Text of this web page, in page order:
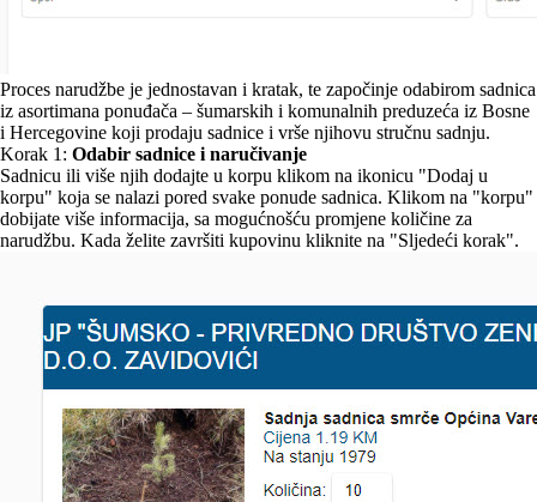
Proces narudžbe je jednostavan i kratak, te započinje odabirom sadnica
iz asortimana ponuđača – šumarskih i komunalnih preduzeća iz Bosne
i Hercegovine koji prodaju sadnice i vrše njihovu stručnu sadnju.
Korak 1: Odabir sadnice i naručivanje
Sadnicu ili više njih dodajte u korpu klikom na ikonicu "Dodaj u
korpu" koja se nalazi pored svake ponude sadnica. Klikom na "korpu"
dobijate više informacija, sa mogućnošću promjene količine za
narudžbu. Kada želite završiti kupovinu kliknite na "Sljedeći korak".